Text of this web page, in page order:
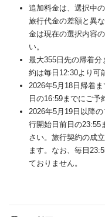
追加料金は、選択中
旅行代金の差額と異
金は現在の選択内容
い。
最大355日先の帰着
約は毎日12:30より可
2026年5月18日帰着
日の16:59までにご予
2026年5月19日以降
行開始日前日の23:55
さい。旅行契約の成
ます。なお、毎日
ておりません。